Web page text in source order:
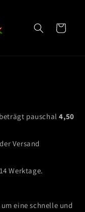
Warenkorb
pauschal4,50
Versand
Werktage.
um eine schnelle und